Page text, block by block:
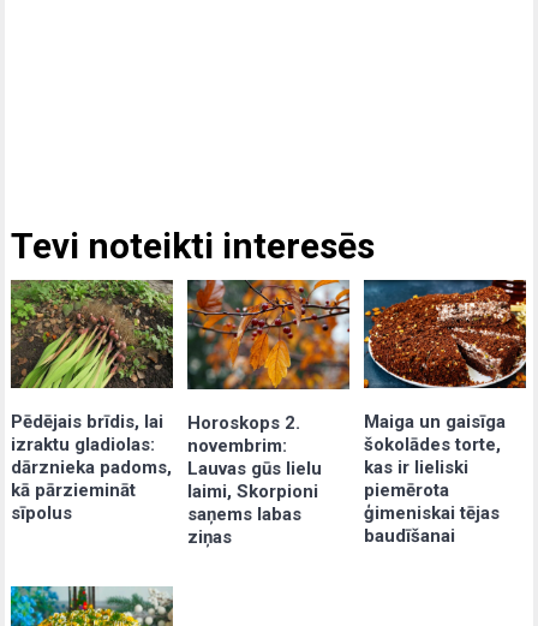
Tevi noteikti interesēs
Pēdējais brīdis, lai
izraktu gladiolas:
dārznieka padoms,
kā pārziemināt
sīpolus
Horoskops 2.
novembrim:
Lauvas gūs lielu
laimi, Skorpioni
saņems labas
ziņas
Maiga un gaisīga
šokolādes torte,
kas ir lieliski
piemērota
ģimeniskai tējas
baudīšanai